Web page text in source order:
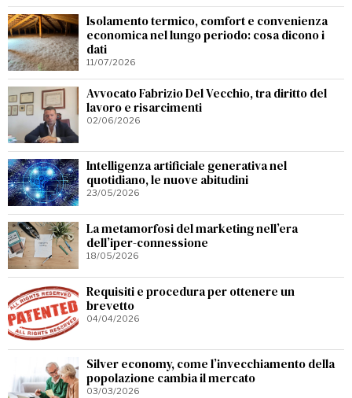
Isolamento termico, comfort e convenienza
economica nel lungo periodo: cosa dicono i
dati
11/07/2026
Avvocato Fabrizio Del Vecchio, tra diritto del
lavoro e risarcimenti
02/06/2026
Intelligenza artificiale generativa nel
quotidiano, le nuove abitudini
23/05/2026
La metamorfosi del marketing nell’era
dell’iper-connessione
18/05/2026
Requisiti e procedura per ottenere un
brevetto
04/04/2026
Silver economy, come l’invecchiamento della
popolazione cambia il mercato
03/03/2026